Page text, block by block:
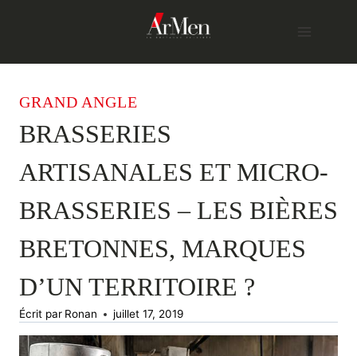
GRAND ANGLE
BRASSERIES
ARTISANALES ET MICRO-
BRASSERIES – LES BIÈRES
BRETONNES, MARQUES
D’UN TERRITOIRE ?
Écrit par Ronan juillet 17, 2019